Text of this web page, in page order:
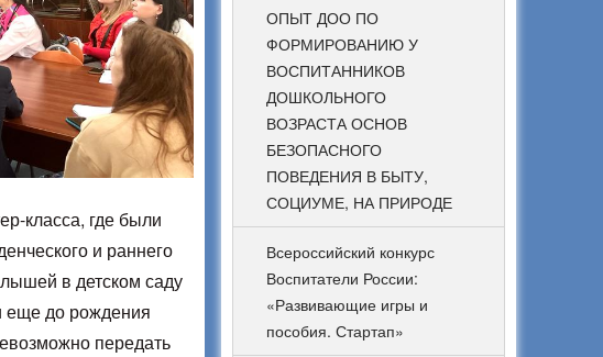
класса, где были
и раннего
в детском саду
еще до рождения
передать
ОПЫТ ДОО ПО
ФОРМИРОВАНИЮ У
ВОСПИТАННИКОВ
ДОШКОЛЬНОГО
ВОЗРАСТА ОСНОВ
БЕЗОПАСНОГО
ПОВЕДЕНИЯ В БЫТУ,
СОЦИУМЕ, НА ПРИРОДЕ
Всероссийский конкурс
Воспитатели России:
«Развивающие игры и
пособия. Стартап»